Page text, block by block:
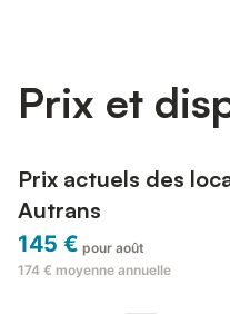
Prix et
Prix actuels des
Autrans
145 € pour août
174 € moyenne annuelle